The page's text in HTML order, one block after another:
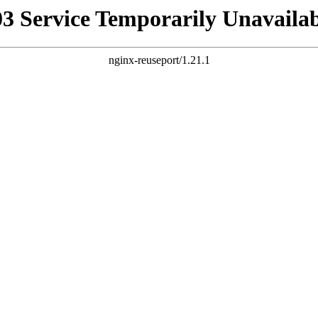
Service Temporarily
nginx-reuseport/1.21.1